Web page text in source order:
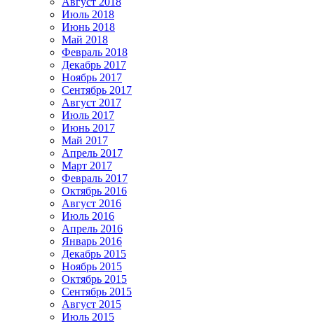
Июль 2018
Июнь 2018
Май 2018
Февраль 2018
Декабрь 2017
Ноябрь 2017
Сентябрь 2017
Август 2017
Июль 2017
Июнь 2017
Май 2017
Апрель 2017
Март 2017
Февраль 2017
Октябрь 2016
Август 2016
Июль 2016
Апрель 2016
Январь 2016
Декабрь 2015
Ноябрь 2015
Октябрь 2015
Сентябрь 2015
Август 2015
Июль 2015